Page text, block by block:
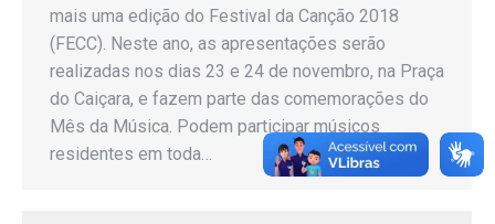
mais uma edição do Festival da Canção 2018
(FECC). Neste ano, as apresentações serão
realizadas nos dias 23 e 24 de novembro, na Praça
do Caiçara, e fazem parte das comemorações do
Mês da Música. Podem participar músicos
residentes em toda…